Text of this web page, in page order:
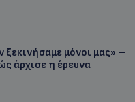
μόνοι μας» –
άρχισε η έρευνα